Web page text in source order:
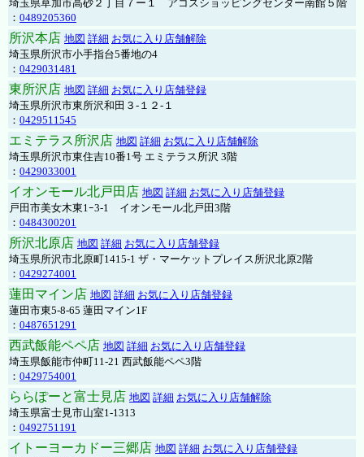
埼玉県草加市高砂２丁目７ー１ アコスショッピングセンター南館５階
： 0489205360
所沢本店 地図 詳細 お気に入り店舗解除
埼玉県所沢市小手指台5番地の4
： 0429031481
東所沢店 地図 詳細 お気に入り店舗登録
埼玉県所沢市東所沢和田３-１２-１
： 0429511545
エミテラス所沢店 地図 詳細 お気に入り店舗解除
埼玉県所沢市東住吉10番1号 エミテラス所沢 3階
： 0429033001
イオンモール北戸田店 地図 詳細 お気に入り店舗登録
戸田市美女木東1ｰ3‐1 イオンモール北戸田3階
： 0484300201
所沢北原店 地図 詳細 お気に入り店舗登録
埼玉県所沢市北原町1415-1 ザ・マーケットプレイス所沢北原2階
： 0429274001
蓮田マイン店 地図 詳細 お気に入り店舗登録
蓮田市東5-8-65 蓮田マイン1F
： 0487651291
西武飯能ペペ店 地図 詳細 お気に入り店舗登録
埼玉県飯能市仲町11-21 西武飯能ペペ3階
： 0429754001
ららぽーと富士見店 地図 詳細 お気に入り店舗解除
埼玉県富士見市山室1-1313
： 0492751191
イトーヨーカドー三郷店 地図 詳細 お気に入り店舗登録